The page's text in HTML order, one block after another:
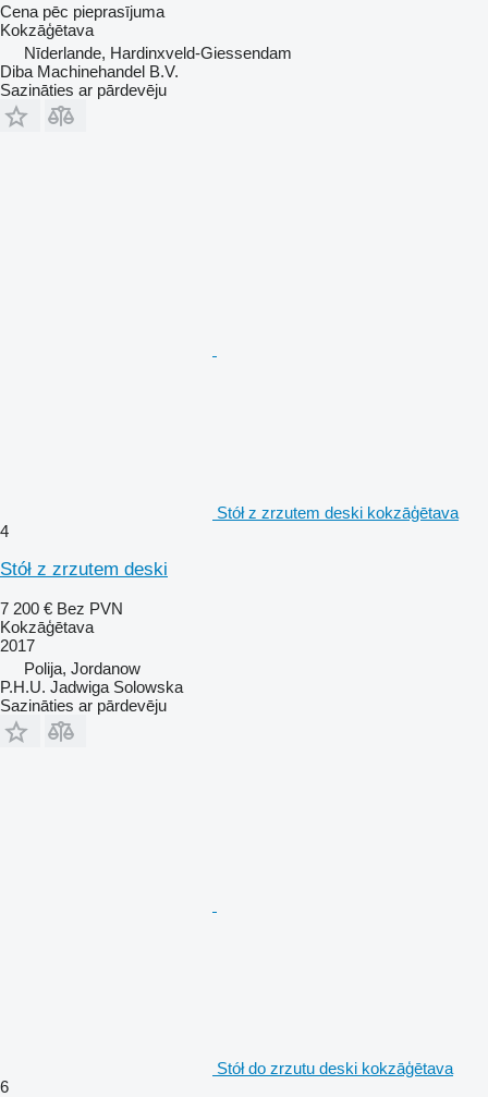
Cena pēc pieprasījuma
Kokzāģētava
Nīderlande, Hardinxveld-Giessendam
Diba Machinehandel B.V.
Sazināties ar pārdevēju
Stół z zrzutem deski kokzāģētava
4
Stół z zrzutem deski
7 200 € Bez PVN
Kokzāģētava
2017
Polija, Jordanow
P.H.U. Jadwiga Solowska
Sazināties ar pārdevēju
Stół do zrzutu deski kokzāģētava
6